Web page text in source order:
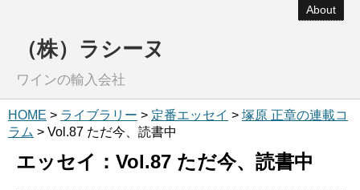
About
（株）ラシーヌ
ワインの輸入会社
HOME > ライブラリー > 定番エッセイ > 塚原 正章の連載コ
ラム > Vol.87 ただ今、読書中
エッセイ：Vol.87 ただ今、読書中